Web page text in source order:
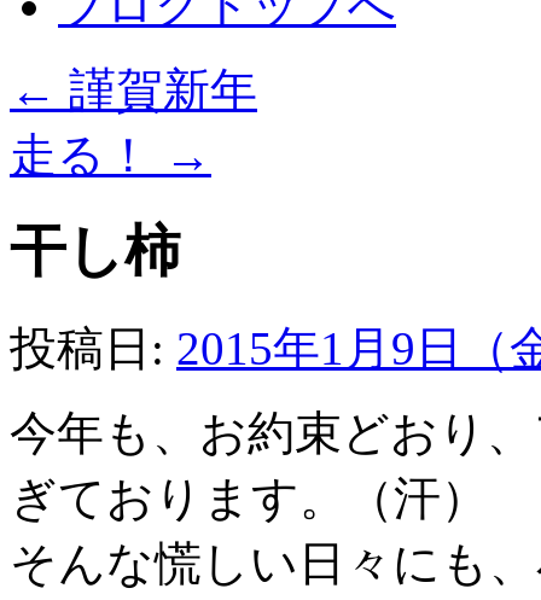
← 謹賀新年
走る！
→
干し柿
投稿日: 2015年1月9日（
今年も、お約束どおり
ぎております。（汗）
そんな慌しい日々にも